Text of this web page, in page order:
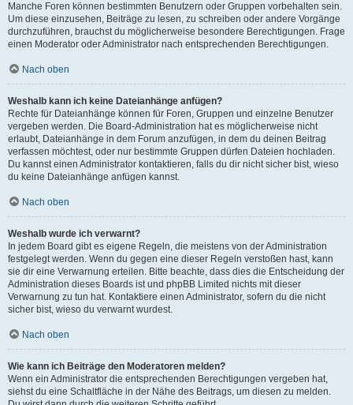
Manche Foren können bestimmten Benutzern oder Gruppen vorbehalten sein.
Um diese einzusehen, Beiträge zu lesen, zu schreiben oder andere Vorgänge
durchzuführen, brauchst du möglicherweise besondere Berechtigungen. Frage
einen Moderator oder Administrator nach entsprechenden Berechtigungen.
Nach oben
Weshalb kann ich keine Dateianhänge anfügen?
Rechte für Dateianhänge können für Foren, Gruppen und einzelne Benutzer
vergeben werden. Die Board-Administration hat es möglicherweise nicht
erlaubt, Dateianhänge in dem Forum anzufügen, in dem du deinen Beitrag
verfassen möchtest, oder nur bestimmte Gruppen dürfen Dateien hochladen.
Du kannst einen Administrator kontaktieren, falls du dir nicht sicher bist, wieso
du keine Dateianhänge anfügen kannst.
Nach oben
Weshalb wurde ich verwarnt?
In jedem Board gibt es eigene Regeln, die meistens von der Administration
festgelegt werden. Wenn du gegen eine dieser Regeln verstoßen hast, kann
sie dir eine Verwarnung erteilen. Bitte beachte, dass dies die Entscheidung der
Administration dieses Boards ist und phpBB Limited nichts mit dieser
Verwarnung zu tun hat. Kontaktiere einen Administrator, sofern du die nicht
sicher bist, wieso du verwarnt wurdest.
Nach oben
Wie kann ich Beiträge den Moderatoren melden?
Wenn ein Administrator die entsprechenden Berechtigungen vergeben hat,
siehst du eine Schaltfläche in der Nähe des Beitrags, um diesen zu melden.